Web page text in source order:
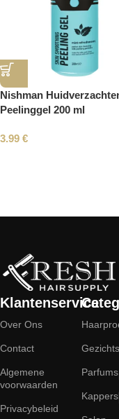
Nishman
Peelinggel 200 ml
3.99 €
Klantenservice
Over Ons
Contact
Algemene
voorwaarden
Privacybeleid
Parfums